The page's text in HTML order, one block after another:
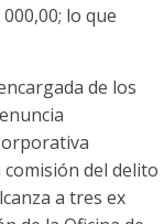
lo que
de los
del delito
a tres ex